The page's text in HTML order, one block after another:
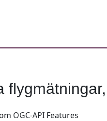
OGC-API Features